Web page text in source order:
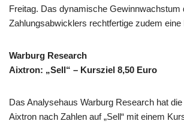
Freitag. Das dynamische Gewinnwachstum
Zahlungsabwicklers rechtfertige zudem
Warburg Research
Aixtron: „Sell“ – Kursziel 8,50 Euro
Das Analysehaus Warburg Research hat
Aixtron nach Zahlen auf „Sell“ mit einem